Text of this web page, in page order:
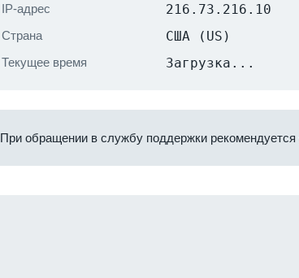
IP-адрес 216.73.216.10
Страна США (US)
Текущее время Загрузка...
При обращении в службу поддержки